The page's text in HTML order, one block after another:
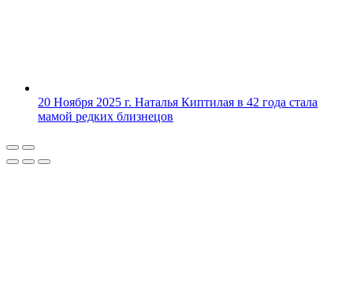
20 Ноября 2025 г. Наталья Киптилая в 42 года стала
мамой редких близнецов